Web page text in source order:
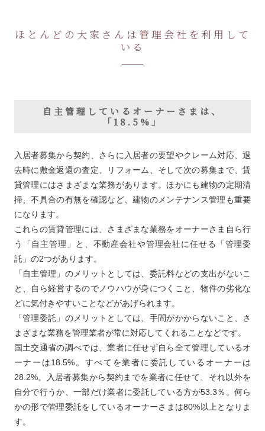
ほとんどの大家さんは管理会社を利用して
いる
自主管理しているオーナーさまは、
「18.5%」
入居者募集から契約、さらに入居者の要望やクレーム対応、退
去時に敷金返還の査定、リフォーム、そして次の募集まで、賃
貸管理にはさまざまな業務があります。ほかにも建物の定期清
掃、不具合の有無を確認など、建物のメンテナンス管理も重要
になります。
これらの賃貸管理には、さまざまな業務をオーナーさま自ら行
う「自主管理」と、不動産会社や管理会社に任せる「管理委
託」の2つがあります。
「自主管理」のメリットとしては、委託料などの支出がないこ
と、自ら経営するのでノウハウが身につくこと、物件の劣化な
どに気付きやすいことなどがあげられます。
「管理委託」のメリットとしては、手間がかからないこと、さ
まざまな業務を管理業者が常に対応してくれることなどです。
国土交通省の調べでは、業者に任せず自ら全て管理しているオ
ーナーは18.5%。すべてを業者に委託しているオーナーは
28.2%。入居者募集から契約までを業者に任せて、それ以外を
自分で行うか、一部だけ業者に委託している方が53.3％。何ら
かの形で管理委託をしているオーナーさまは80%以上となりま
す。